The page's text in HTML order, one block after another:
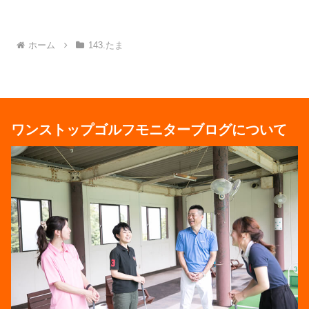
ホーム 143.たま
ワンストップゴルフモニターブログについて